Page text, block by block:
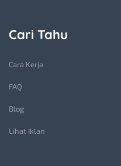
Cari Tahu
Cara Kerja
FAQ
Blog
Lihat Iklan